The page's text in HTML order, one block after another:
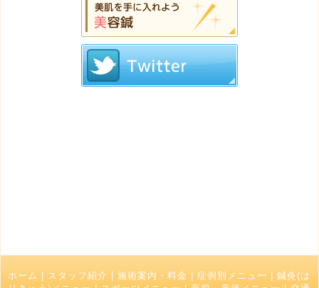
ホーム スタッフ紹介 施術案内・料金 症例別メニュー
鍼灸(は